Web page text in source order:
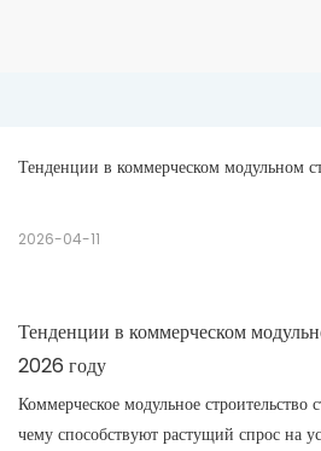
Тенденции в коммерческом модульном
2026-04-11
Тенденции в коммерческом
2026 году
Коммерческое модульное строительство
чему способствуют растущий спрос на